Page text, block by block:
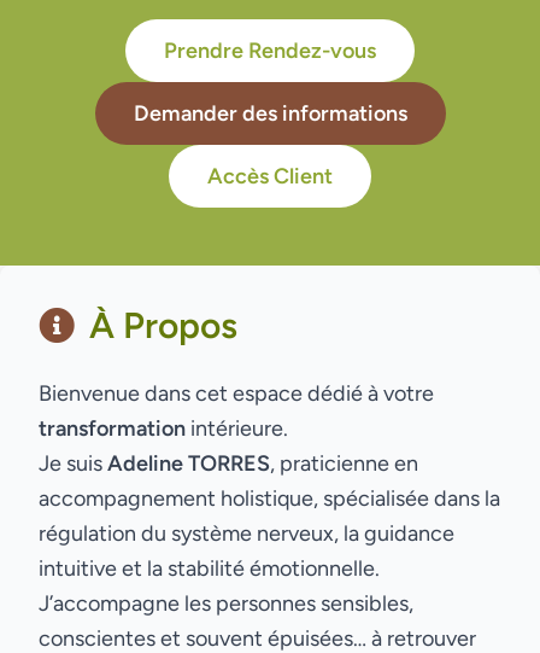
Prendre Rendez-vous
Demander des informations
Accès Client
À Propos
Bienvenue dans cet espace dédié à votre
transformation intérieure.
Je suisAdeline TORRES, praticienne en
accompagnement holistique, spécialisée dans la
régulation du système nerveux, la guidance
intuitive et la stabilité émotionnelle.
J’accompagne les personnes sensibles,
conscientes et souvent épuisées… à retrouver